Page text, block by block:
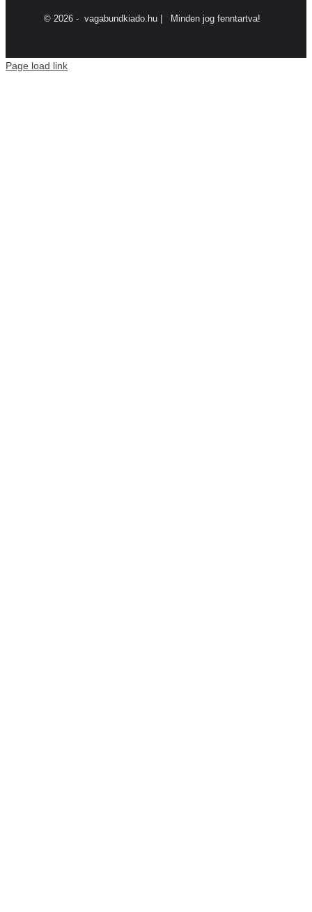
© 2026 - vagabundkiado.hu | Minden jog fenntartva!
Page load link